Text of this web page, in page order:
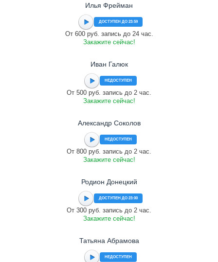
Илья Фрейман
ДОСТУПЕН ДО 23:59
От 600 руб. запись до 24 час.
Закажите сейчас!
Иван Галюк
НЕДОСТУПЕН
От 500 руб. запись до 2 час.
Закажите сейчас!
Александр Соколов
НЕДОСТУПЕН
От 800 руб. запись до 2 час.
Закажите сейчас!
Родион Донецкий
ДОСТУПЕН ДО 23:00
От 300 руб. запись до 2 час.
Закажите сейчас!
Татьяна Абрамова
НЕДОСТУПЕН